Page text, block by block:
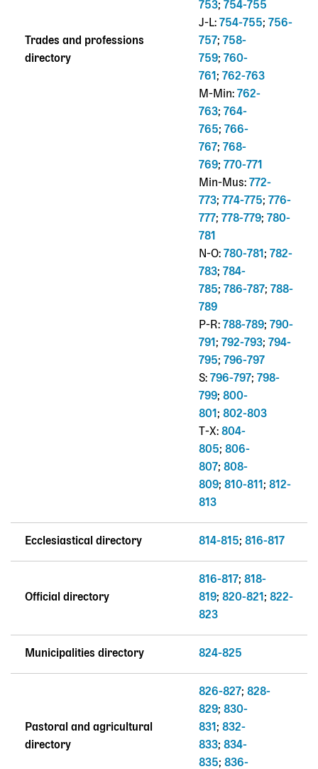
Trades and professions
directory
753; 754-755
J-L: 754-755; 756-
757; 758-
759; 760-
761 ; 762-763
M-Min: 762-
763; 764-
765; 766-
767; 768-
769; 770-771
Min-Mus: 772-
773; 774-775; 776-
777; 778-779; 780-
781
N-O: 780-781 ; 782-
783; 784-
785; 786-787; 788-
789
P-R: 788-789; 790-
791 ; 792-793; 794-
795; 796-797
S: 796-797; 798-
799; 800-
801 ; 802-803
T-X: 804-
805; 806-
807; 808-
809; 810-811 ; 812-
813
Ecclesiastical directory 814-815; 816-817
Official directory
816-817; 818-
819; 820-821 ; 822-
823
Municipalities directory 824-825
Pastoral and agricultural
directory
826-827; 828-
829; 830-
831 ; 832-
833; 834-
835; 836-